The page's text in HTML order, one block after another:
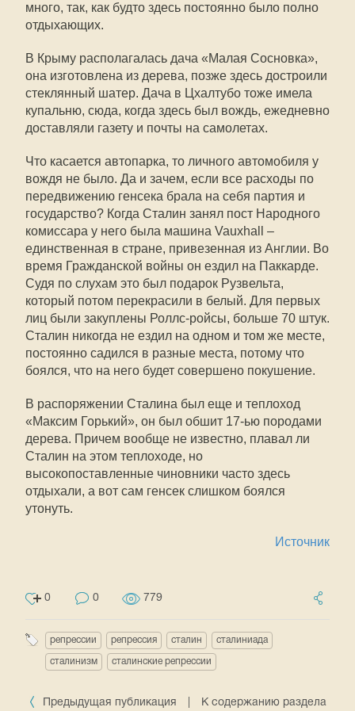
много, так, как будто здесь постоянно было полно
отдыхающих.
В Крыму располагалась дача «Малая Сосновка»,
она изготовлена из дерева, позже здесь достроили
стеклянный шатер. Дача в Цхалтубо тоже имела
купальню, сюда, когда здесь был вождь, ежедневно
доставляли газету и почты на самолетах.
Что касается автопарка, то личного автомобиля у
вождя не было. Да и зачем, если все расходы по
передвижению генсека брала на себя партия и
государство? Когда Сталин занял пост Народного
комиссара у него была машина Vauxhall –
единственная в стране, привезенная из Англии. Во
время Гражданской войны он ездил на Паккарде.
Судя по слухам это был подарок Рузвельта,
который потом перекрасили в белый. Для первых
лиц были закуплены Роллс-ройсы, больше 70 штук.
Сталин никогда не ездил на одном и том же месте,
постоянно садился в разные места, потому что
боялся, что на него будет совершено покушение.
В распоряжении Сталина был еще и теплоход
«Максим Горький», он был обшит 17-ью породами
дерева. Причем вообще не известно, плавал ли
Сталин на этом теплоходе, но
высокопоставленные чиновники часто здесь
отдыхали, а вот сам генсек слишком боялся
утонуть.
Источник
0 0 779
репрессии репрессия сталин сталиниада
сталинизм сталинские репрессии
Предыдущая публикация
К содержанию раздела